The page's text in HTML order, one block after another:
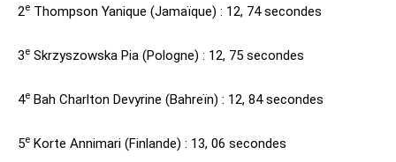
2e Thompson Yanique (Jamaïque) : 12, 74 secondes
3e Skrzyszowska Pia (Pologne) : 12, 75 secondes
4e Bah Charlton Devyrine (Bahreïn) : 12, 84 secondes
5e Korte Annimari (Finlande) : 13, 06 secondes